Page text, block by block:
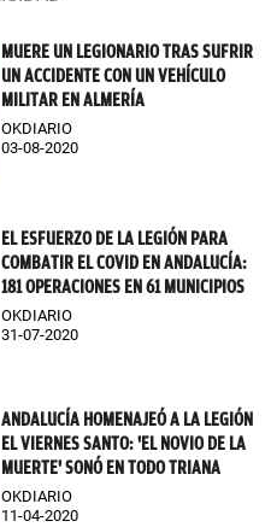
MUERE UN LEGIONARIO TRAS SUFRIR
UN ACCIDENTE CON UN VEHÍCULO
MILITAR EN ALMERÍA
OKDIARIO
03-08-2020
EL ESFUERZO DE LA LEGIÓN PARA
COMBATIR EL COVID EN ANDALUCÍA:
181 OPERACIONES EN 61 MUNICIPIOS
OKDIARIO
31-07-2020
ANDALUCÍA HOMENAJEÓ A LA LEGIÓN
EL VIERNES SANTO: 'EL NOVIO DE LA
MUERTE' SONÓ EN TODO TRIANA
OKDIARIO
11-04-2020